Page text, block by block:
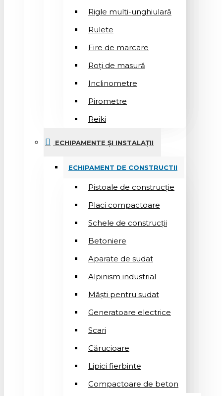
Rigle multi-unghiulară
Rulete
Fire de marcare
Roți de masură
Inclinometre
Pirometre
Reiki
ECHIPAMENTE ȘI INSTALAȚII
ECHIPAMENT DE CONSTRUCTII
Pistoale de construcție
Placi compactoare
Schele de construcții
Betoniere
Aparate de sudat
Alpinism industrial
Măști pentru sudat
Generatoare electrice
Scari
Cărucioare
Lipici fierbinte
Compactoare de beton